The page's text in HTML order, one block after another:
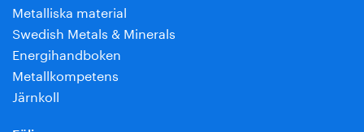
Metalliska material
Swedish Metals & Minerals
Energihandboken
Metallkompetens
Järnkoll